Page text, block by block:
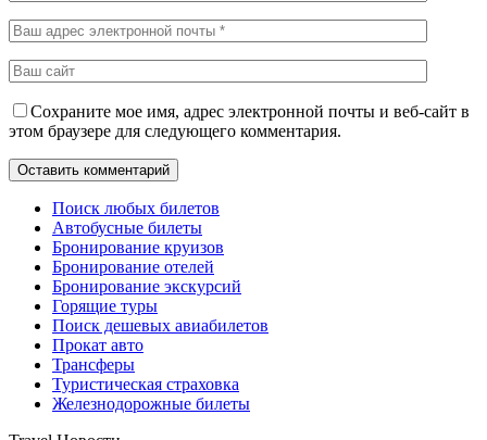
Сохраните мое имя, адрес электронной почты и веб-сайт в
этом браузере для следующего комментария.
Поиск любых билетов
Автобусные билеты
Бронирование круизов
Бронирование отелей
Бронирование экскурсий
Горящие туры
Поиск дешевых авиабилетов
Прокат авто
Трансферы
Туристическая страховка
Железнодорожные билеты